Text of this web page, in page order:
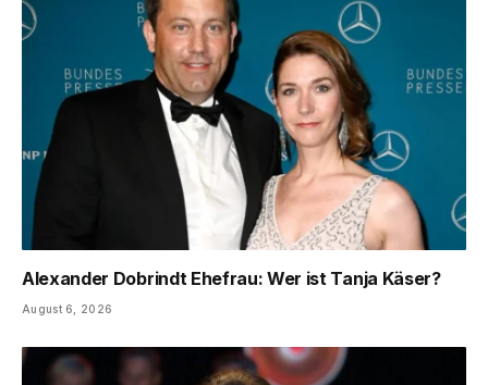
Alexander Dobrindt Ehefrau: Wer ist Tanja Käser?
August 6, 2026